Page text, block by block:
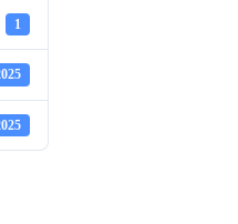
1